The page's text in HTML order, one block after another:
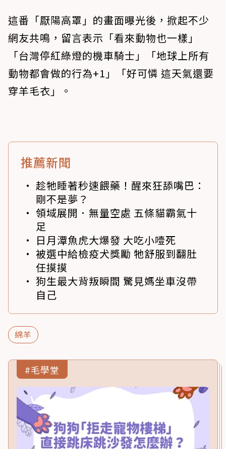
這番「厭陽高罩」的畫面曝光後，掀起不少
網友共鳴，留言表示「看來動物也一樣」
「台灣停紅綠燈的機車騎士」「地球上所有
動物都會做的行為+1」「好可憐 這天氣還要
穿羊毛衣」。
推薦新聞
趁牠睡著秒速餵藥！醒來狂舔嘴巴：
剛不是夢？
領域展開．無量空處 五條貓霸氣十
足
日月潭魚虎大爆發 大吃小噎死
被選中給檢疫犬獎勵 牠舒服到翻肚
任摸摸
狗生最大背叛瞬間 驚見媽坐車沒帶
自己
綿羊
#毛學堂